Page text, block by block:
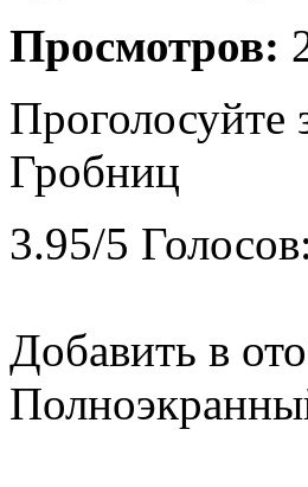
Просмотров:
Проголосуйте
Гробниц
3.95/5 Голосов:
Добавить в